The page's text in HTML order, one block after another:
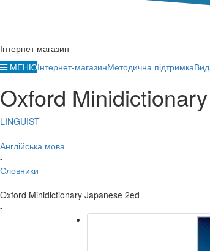
Інтернет магазин
МЕНЮІнтернет-магазинМетодична підтримка
Oxford
LINGUIST
-
Англійська мова
-
Словники
-
Oxford Minidictionary Japanese 2ed
-